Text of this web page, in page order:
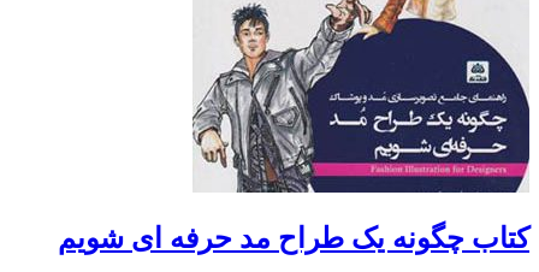
کتاب چگونه یک طراح مد حرفه ای شویم